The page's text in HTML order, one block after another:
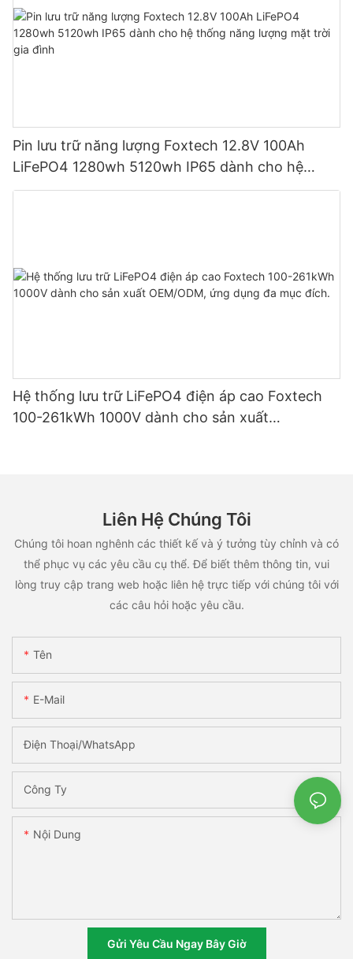
Pin lưu trữ năng lượng Foxtech 12.8V 100Ah
LiFePO4 1280wh 5120wh IP65 dành cho hệ
thống năng lượng mặt trời gia đình
Hệ thống lưu trữ LiFePO4 điện áp cao Foxtech
100-261kWh 1000V dành cho sản xuất
Liên Hệ Chúng Tôi
Chúng tôi hoan nghênh các thiết kế và ý tưởng tùy chỉnh và có
thể phục vụ các yêu cầu cụ thể. Để biết thêm thông tin, vui
lòng truy cập trang web hoặc liên hệ trực tiếp với chúng tôi với
các câu hỏi hoặc yêu cầu.
Tên
E-Mail
Điện Thoại/WhatsApp
Công Ty
Nội Dung
Gửi Yêu Cầu Ngay Bây Giờ